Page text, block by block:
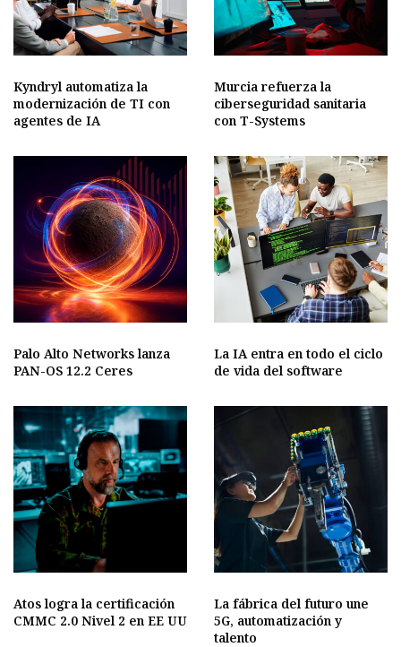
Kyndryl automatiza la
modernización de TI con
agentes de IA
Murcia refuerza la
ciberseguridad sanitaria
con T-Systems
Palo Alto Networks lanza
PAN-OS 12.2 Ceres
La IA entra en todo el ciclo
de vida del software
Atos logra la certificación
CMMC 2.0 Nivel 2 en EE UU
La fábrica del futuro une
5G, automatización y
talento